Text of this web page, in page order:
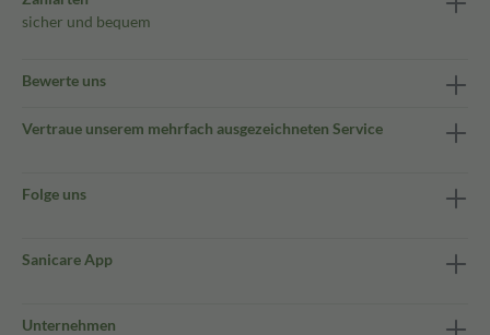
sicher und bequem
Bewerte uns
Vertraue unserem mehrfach ausgezeichneten Service
Folge uns
Sanicare App
Unternehmen